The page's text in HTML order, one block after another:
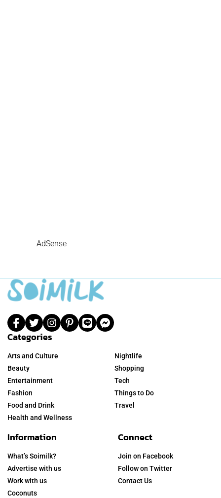
AdSense
Categories
Arts and Culture
Beauty
Entertainment
Fashion
Food and Drink
Health and Wellness
Nightlife
Shopping
Tech
Things to Do
Travel
Information
What’s Soimilk?
Advertise with us
Work with us
Coconuts
Connect
Join on Facebook
Follow on Twitter
Contact Us